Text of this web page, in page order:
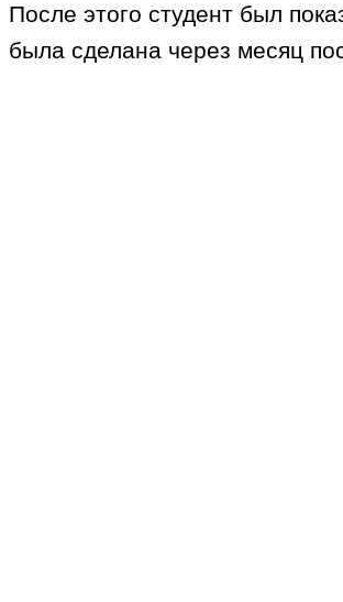
После этого студент был
была сделана через месяц